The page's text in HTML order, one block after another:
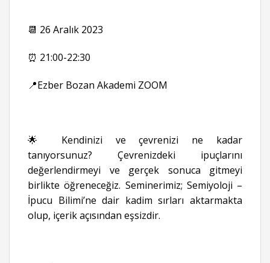
📆 26 Aralık 2023
⏰ 21:00-22:30
📍Ezber Bozan Akademi ZOOM
🌟 Kendinizi ve çevrenizi ne kadar
tanıyorsunuz? Çevrenizdeki ipuçlarını
değerlendirmeyi ve gerçek sonuca gitmeyi
birlikte öğreneceğiz. Seminerimiz; Semiyoloji –
İpucu Bilimi’ne dair kadim sırları aktarmakta
olup, içerik açısından eşsizdir.